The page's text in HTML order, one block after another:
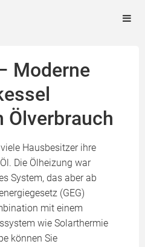
Moderne
Ölverbrauch
Hausbesitzer ihre
Die Ölheizung war
System, das aber ab
(GEG)
mit einem
wie Solarthermie
können Sie